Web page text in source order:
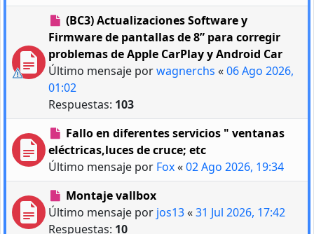
(BC3) Actualizaciones Software y
Firmware de pantallas de 8” para corregir
problemas de Apple CarPlay y Android Car
Último mensaje porwagnerchs «06 Ago 2026,
01:02
Respuestas: 103
Fallo en diferentes servicios " ventanas
eléctricas,luces de cruce; etc
Último mensaje por Fox«02 Ago 2026, 19:34
Montaje vallbox
Último mensaje por jos13«31 Jul 2026, 17:42
Respuestas: 10